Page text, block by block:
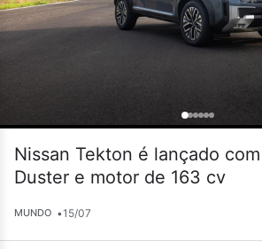
Nissan Tekton é lançado
Duster e motor de 163 cv
MUNDO •15/07